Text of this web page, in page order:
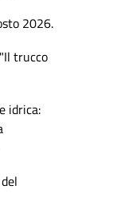
2026.
trucco
idrica: